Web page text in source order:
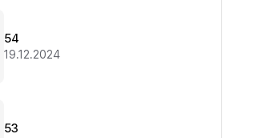
54
19.12.2024
53